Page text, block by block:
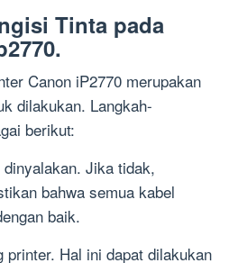
Tinta pada
Canon iP2770 merupakan
dilakukan. Langkah-
berikut:
Jika tidak,
bahwa semua kabel
baik.
printer. Hal ini dapat dilakukan